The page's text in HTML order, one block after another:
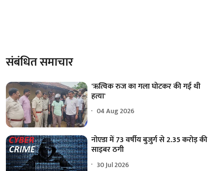
संबंधित समाचार
'ऋत्विक रुज का गला घोटकर की गई थी
हत्या'
04 Aug 2026
नोएडा में 73 वर्षीय बुजुर्ग से 2.35 करोड़ की
साइबर ठगी
30 Jul 2026